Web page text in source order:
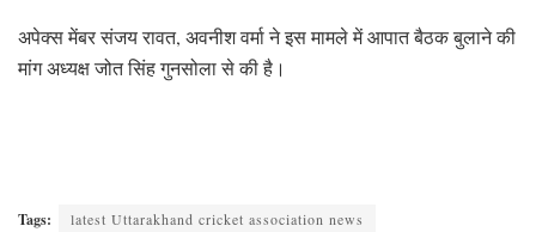
अपेक्स मेंबर संजय रावत, अवनीश वर्मा ने इस मामले में आपात बैठक बुलाने की
मांग अध्यक्ष जोत सिंह गुनसोला से की है।
Tags:
latest Uttarakhand cricket association news